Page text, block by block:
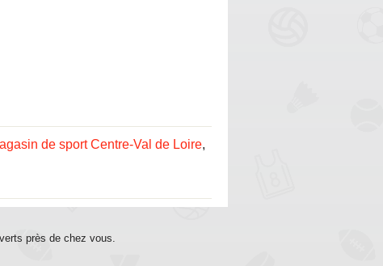
de sport Centre-Val de Loire,
près de chez vous.